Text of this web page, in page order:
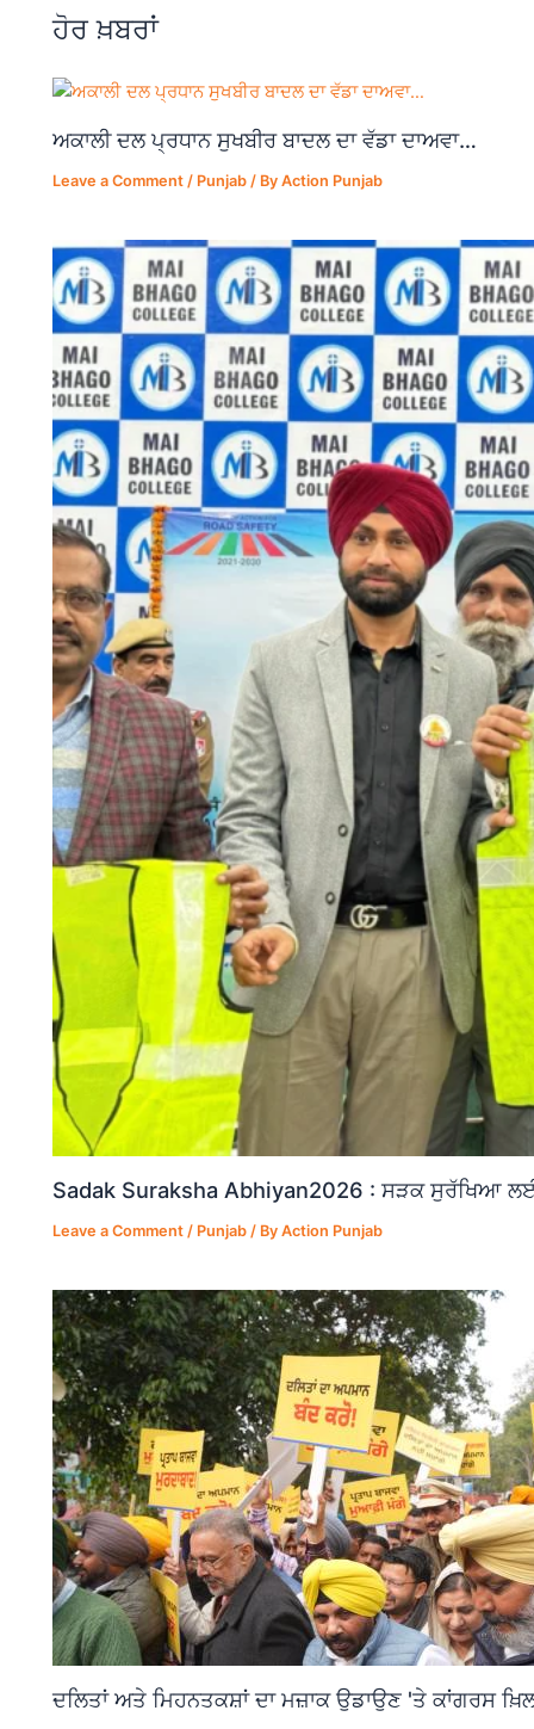
o
o
k
p
p
ਹੋਰ ਖ਼ਬਰਾਂ
ਅਕਾਲੀ ਦਲ ਪ੍ਰਧਾਨ ਸੁਖਬੀਰ ਬਾਦਲ ਦਾ ਵੱਡਾ ਦਾਅਵਾ…
Leave a Comment / Punjab / ByAction Punjab
Sadak Suraksha Abhiyan2026 : ਸੜਕ ਸੁਰੱਖਿਆ
Leave a Comment / Punjab / ByAction Punjab
ਦਲਿਤਾਂ ਅਤੇ ਮਿਹਨਤਕਸ਼ਾਂ ਦਾ ਮਜ਼ਾਕ ਉਡਾਉਣ 'ਤੇ ਕਾਂਗਰਸ